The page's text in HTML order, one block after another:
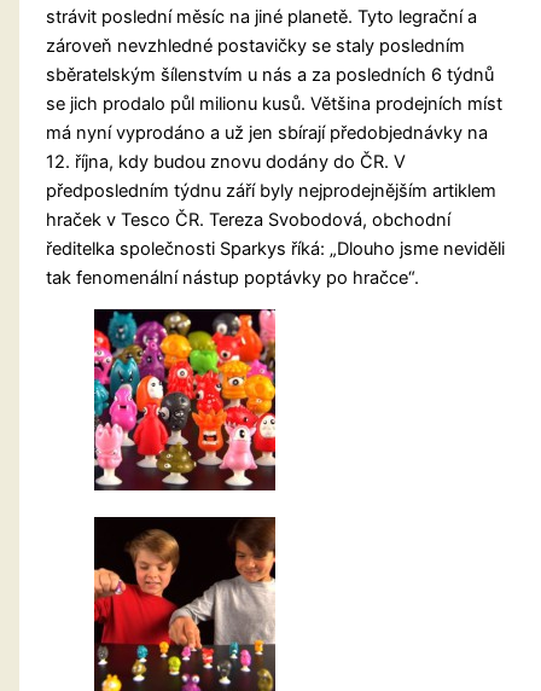
strávit poslední měsíc na jiné planetě. Tyto legrační a
zároveň nevzhledné postavičky se staly posledním
sběratelským šílenstvím u nás a za posledních 6 týdnů
se jich prodalo půl milionu kusů. Většina prodejních míst
má nyní vyprodáno a už jen sbírají předobjednávky na
12. října, kdy budou znovu dodány do ČR. V
předposledním týdnu září byly nejprodejnějším artiklem
hraček v Tesco ČR. Tereza Svobodová, obchodní
ředitelka společnosti Sparkys říká: „Dlouho jsme neviděli
tak fenomenální nástup poptávky po hračce“.